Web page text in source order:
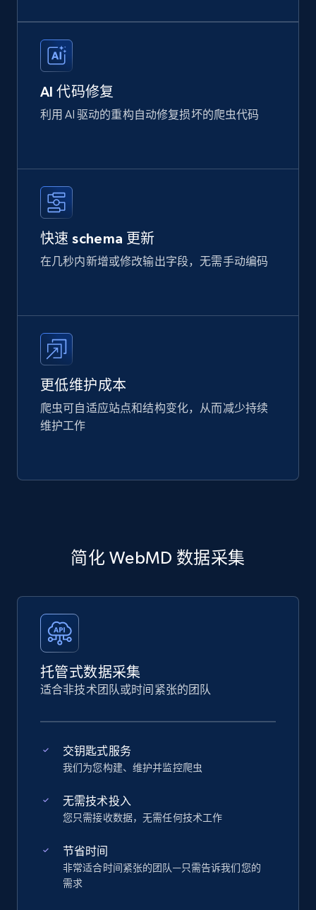
AI 代码修复
利用 AI 驱动的重构自动修复损坏的爬虫代码
快速 schema 更新
在几秒内新增或修改输出字段，无需手动编码
更低维护成本
爬虫可自适应站点和结构变化，从而减少持续
维护工作
简化 WebMD 数据采集
托管式数据采集
适合非技术团队或时间紧张的团队
交钥匙式服务
我们为您构建、维护并监控爬虫
无需技术投入
您只需接收数据，无需任何技术工作
节省时间
非常适合时间紧张的团队—只需告诉我们您的
需求